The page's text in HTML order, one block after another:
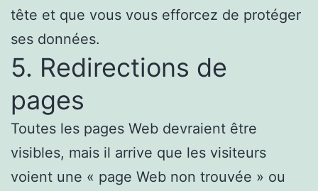
tête et que vous vous efforcez de protéger
ses données.
5. Redirections de
pages
Toutes les pages Web devraient être
visibles, mais il arrive que les visiteurs
voient une « page Web non trouvée » ou